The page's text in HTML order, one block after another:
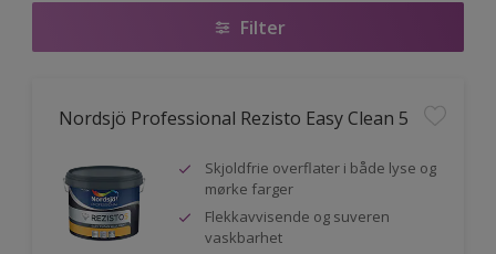
Filter
Nordsjö Professional Rezisto Easy Clean 5
Skjoldfrie overflater i både lyse og
mørke farger
Flekkavvisende og suveren
vaskbarhet